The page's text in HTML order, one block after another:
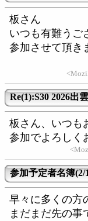
板さん
いつも有難うご
参加させて頂
デ
Re(1):S30 2026出
板さん、いつも
参加でよろしく
参加予定者名簿(2/
早々に多くの方
まだまだ先の事